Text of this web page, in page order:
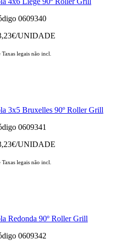
0609340
€/UNIDADE
legais não incl.
3x5 Bruxelles 90º Roller Grill
0609341
€/UNIDADE
legais não incl.
Redonda 90º Roller Grill
0609342